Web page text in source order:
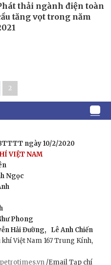
thải ngành điện toàn
tăng vọt trong năm
2
ngày 10/2/2020
VIỆT NAM
Ngọc
Phong
Hải Đường,
Lê Anh Chiến
Việt Nam 167 Trung Kính,
/Email Tạp chí